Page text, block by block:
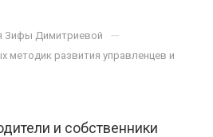
Зифы Димитриевой —
методик развития управленцев и
и собственники